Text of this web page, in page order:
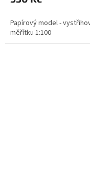
Papírový model -
měřítku 1:100